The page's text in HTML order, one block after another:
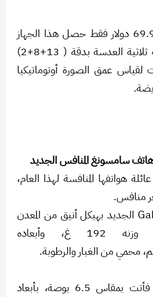
ورغم سعره الذي يبلغ 69.9 دولار فقط حصل هذا الجهاز
أيضا على كاميرا أساسية ثلاثية العدسة بدقة ( 13+8+2)
لقياس عمق الصورة أوتوماتيكيا
هاتف سامسونغ المنافس الجديد
هواتفها المنافسة لهذا العام،
منافس.
ويأتي هاتف Galaxy A21s الجديد بهيكل أنيق من المعدن
والزجاج والبلاستيك، وزنه 192 غ، وأبعاده
أما شاشة هذا الهاتف فأتت بمقاس 6.5 بوصة، بأبعاد